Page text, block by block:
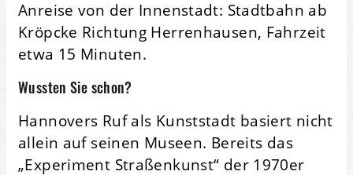
Anreise von der Innenstadt: Stadtbahn ab
Kröpcke Richtung Herrenhausen, Fahrzeit
etwa 15 Minuten.
Wussten Sie schon?
Hannovers Ruf als Kunststadt basiert nicht
allein auf seinen Museen. Bereits das
„Experiment Straßenkunst“ der 1970er